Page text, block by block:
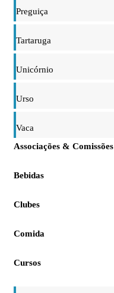
Preguiça
Tartaruga
Unicórnio
Urso
Vaca
Associações & Comissões
Bebidas
Clubes
Comida
Cursos